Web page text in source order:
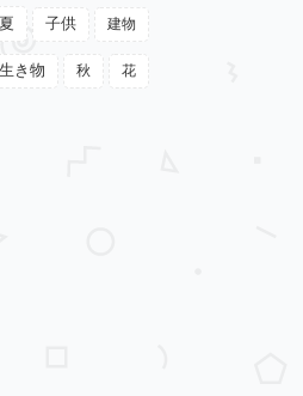
夏 子供 建物
生き物 秋 花